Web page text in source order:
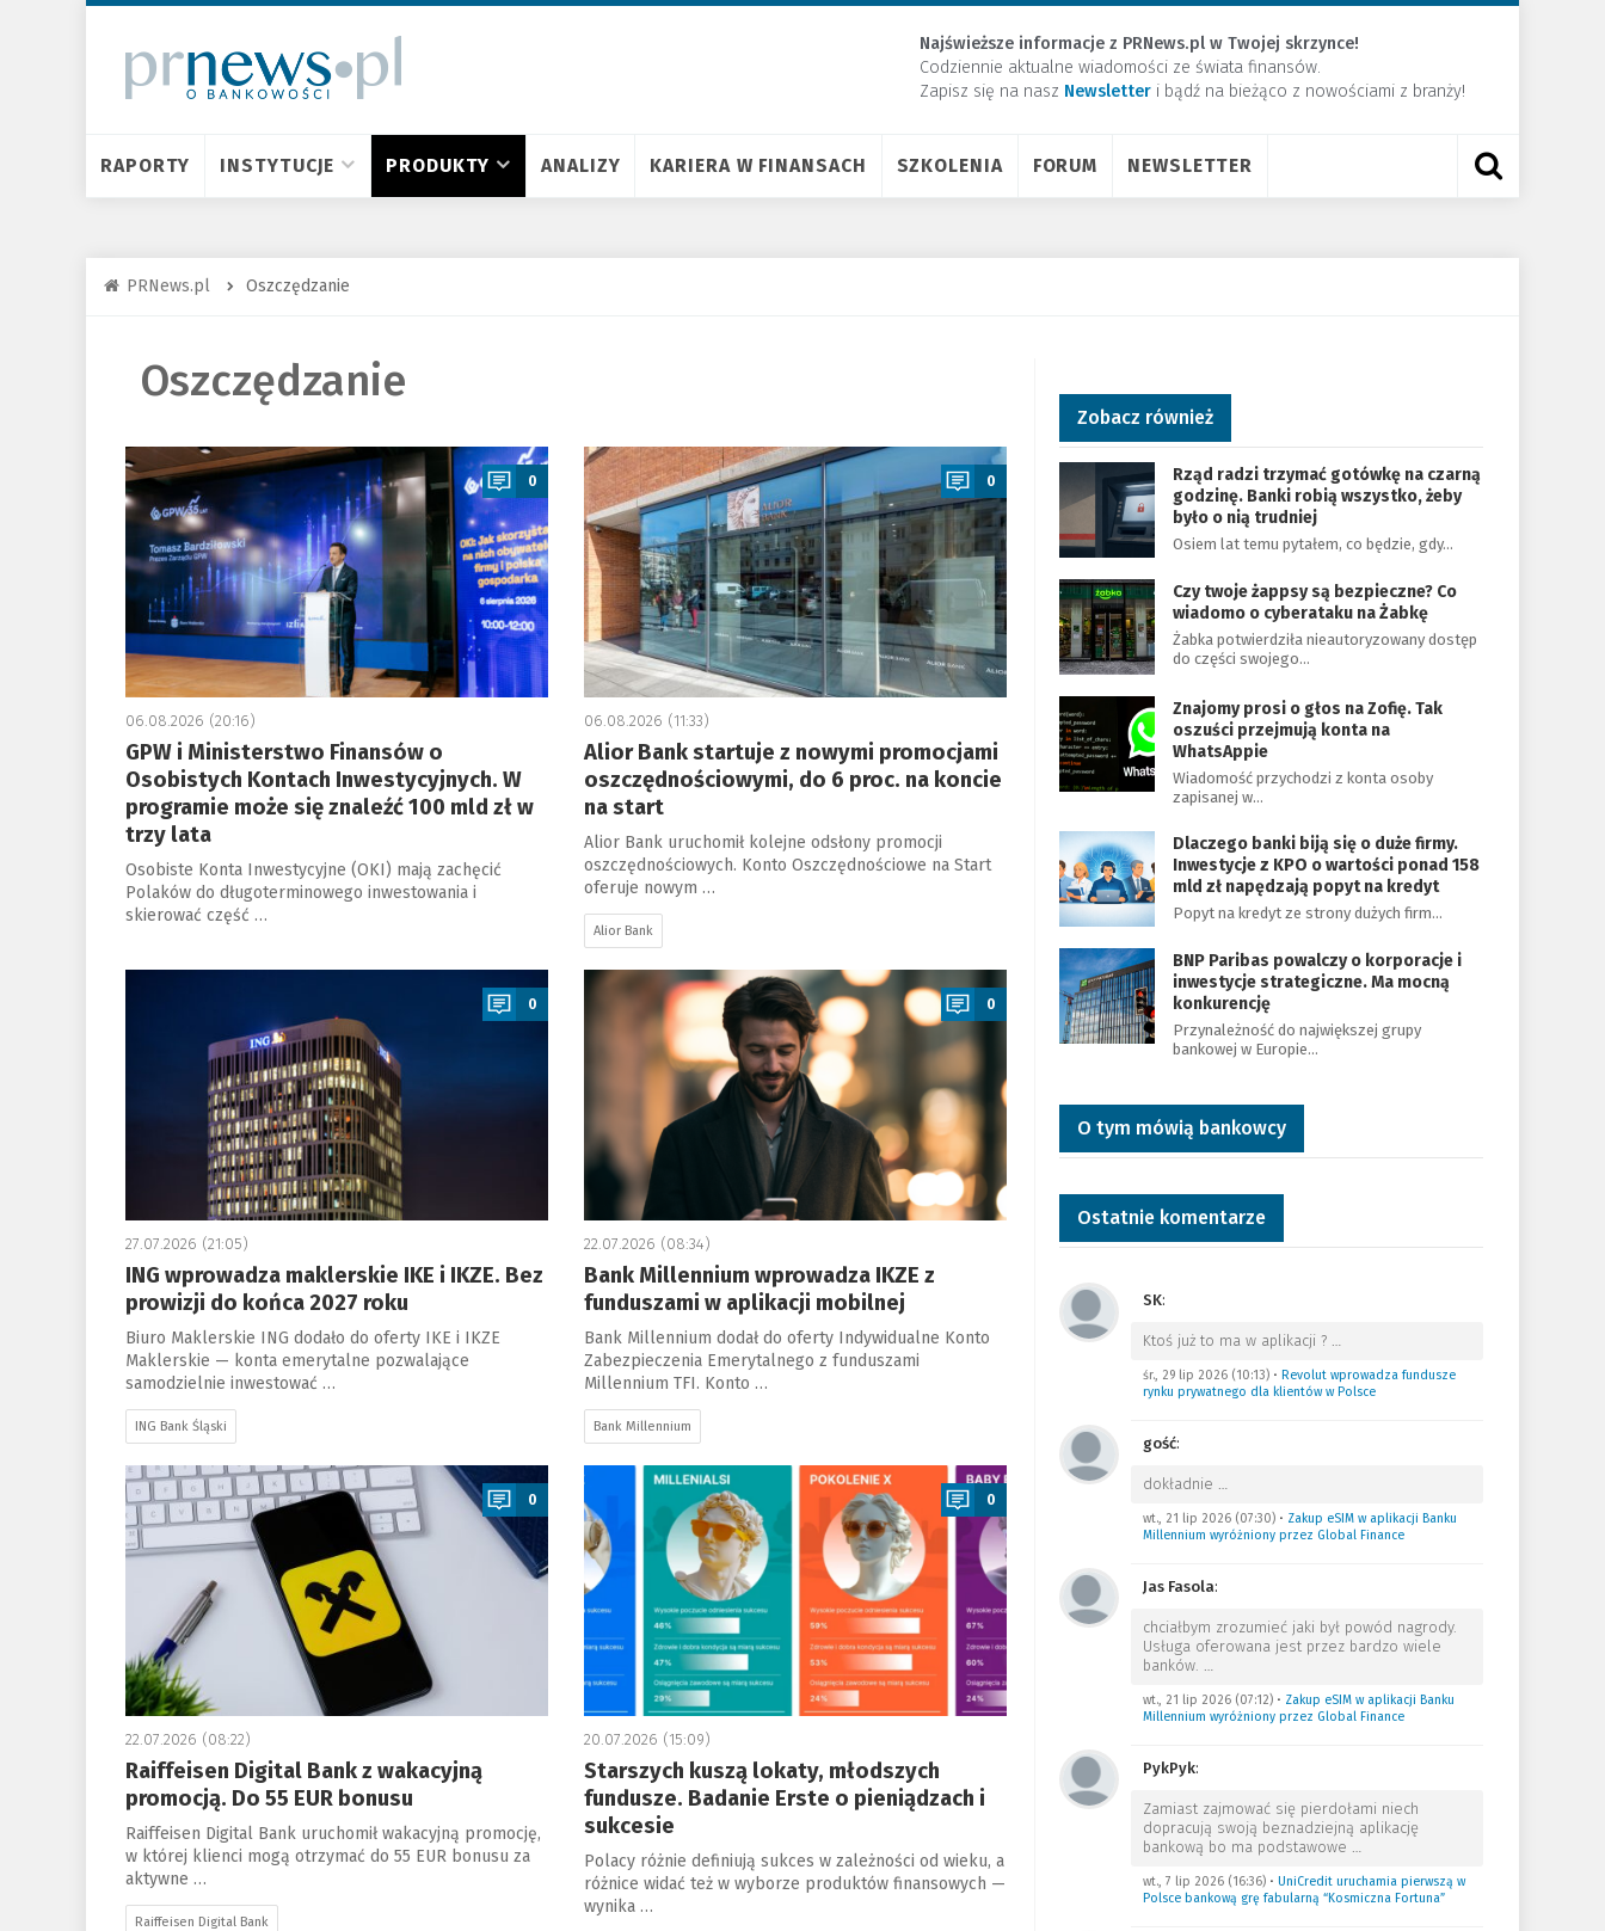
Najświeższe informacje z PRNews.pl w Twojej skrzynce!
Codziennie aktualne wiadomości ze świata finansów.
Zapisz się na nasz Newsletter ​i bądź na bieżąco z nowościami z branży!
RAPORTY INSTYTUCJE PRODUKTY ANALIZY KARIERA W FINANSACH SZKOLENIA FORUM NEWSLETTER
PRNews.pl Oszczędzanie
Oszczędzanie
a
0
06.08.2026 (20:16)
GPW i Ministerstwo Finansów o
Osobistych Kontach Inwestycyjnych. W
programie może się znaleźć 100 mld zł w
trzy lata
Osobiste Konta Inwestycyjne (OKI) mają zachęcić
Polaków do długoterminowego inwestowania i
skierować część …
a
0
06.08.2026 (11:33)
Alior Bank startuje z nowymi promocjami
oszczędnościowymi, do 6 proc. na koncie
na start
Alior Bank uruchomił kolejne odsłony promocji
oszczędnościowych. Konto Oszczędnościowe na Start
oferuje nowym …
Alior Bank
a
0
27.07.2026 (21:05)
ING wprowadza maklerskie IKE i IKZE. Bez
prowizji do końca 2027 roku
Biuro Maklerskie ING dodało do oferty IKE i IKZE
Maklerskie — konta emerytalne pozwalające
samodzielnie inwestować …
ING Bank Śląski
a
0
22.07.2026 (08:34)
Bank Millennium wprowadza IKZE z
funduszami w aplikacji mobilnej
Bank Millennium dodał do oferty Indywidualne Konto
Zabezpieczenia Emerytalnego z funduszami
Millennium TFI. Konto …
Bank Millennium
a
0
22.07.2026 (08:22)
Raiffeisen Digital Bank z wakacyjną
promocją. Do 55 EUR bonusu
Raiffeisen Digital Bank uruchomił wakacyjną promocję,
w której klienci mogą otrzymać do 55 EUR bonusu za
aktywne …
Raiffeisen Digital Bank
a
0
20.07.2026 (15:09)
Starszych kuszą lokaty, młodszych
fundusze. Badanie Erste o pieniądzach i
sukcesie
Polacy różnie definiują sukces w zależności od wieku, a
różnice widać też w wyborze produktów finansowych —
wynika …
Zobacz również
Rząd radzi trzymać gotówkę na czarną
godzinę. Banki robią wszystko, żeby
było o nią trudniej
Osiem lat temu pytałem, co będzie, gdy…
Czy twoje żappsy są bezpieczne? Co
wiadomo o cyberataku na Żabkę
Żabka potwierdziła nieautoryzowany dostęp
do części swojego…
Znajomy prosi o głos na Zofię. Tak
oszuści przejmują konta na
WhatsAppie
Wiadomość przychodzi z konta osoby
zapisanej w…
Dlaczego banki biją się o duże firmy.
Inwestycje z KPO o wartości ponad 158
mld zł napędzają popyt na kredyt
Popyt na kredyt ze strony dużych firm…
BNP Paribas powalczy o korporacje i
inwestycje strategiczne. Ma mocną
konkurencję
Przynależność do największej grupy
bankowej w Europie…
O tym mówią bankowcy
Ostatnie komentarze
SK:
Ktoś już to ma w aplikacji ? …
śr., 29 lip 2026 (10:13)• Revolut wprowadza fundusze
rynku prywatnego dla klientów w Polsce
gość:
dokładnie …
wt., 21 lip 2026 (07:30)• Zakup eSIM w aplikacji Banku
Millennium wyróżniony przez Global Finance
Jas Fasola:
chciałbym zrozumieć jaki był powód nagrody.
Usługa oferowana jest przez bardzo wiele
banków. …
wt., 21 lip 2026 (07:12)• Zakup eSIM w aplikacji Banku
Millennium wyróżniony przez Global Finance
PykPyk:
Zamiast zajmować się pierdołami niech
dopracują swoją beznadziejną aplikację
bankową bo ma podstawowe …
wt., 7 lip 2026 (16:36)• UniCredit uruchamia pierwszą w
Polsce bankową grę fabularną “Kosmiczna Fortuna”